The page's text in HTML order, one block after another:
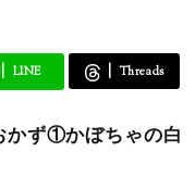
LINE Threads
かず①かぼちゃの白